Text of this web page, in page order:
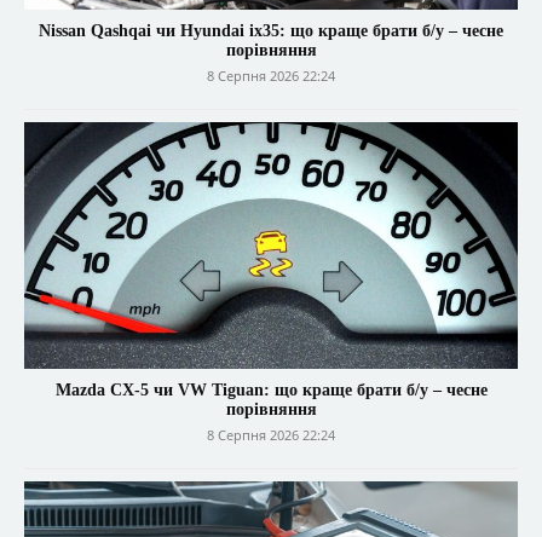
Nissan Qashqai чи Hyundai ix35: що краще брати б/у – чесне
порівняння
8 Серпня 2026 22:24
Mazda CX-5 чи VW Tiguan: що краще брати б/у – чесне
порівняння
8 Серпня 2026 22:24